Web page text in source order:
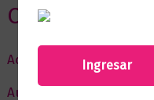
Categorias
Actualidad
Autor del Mes
Ingresar